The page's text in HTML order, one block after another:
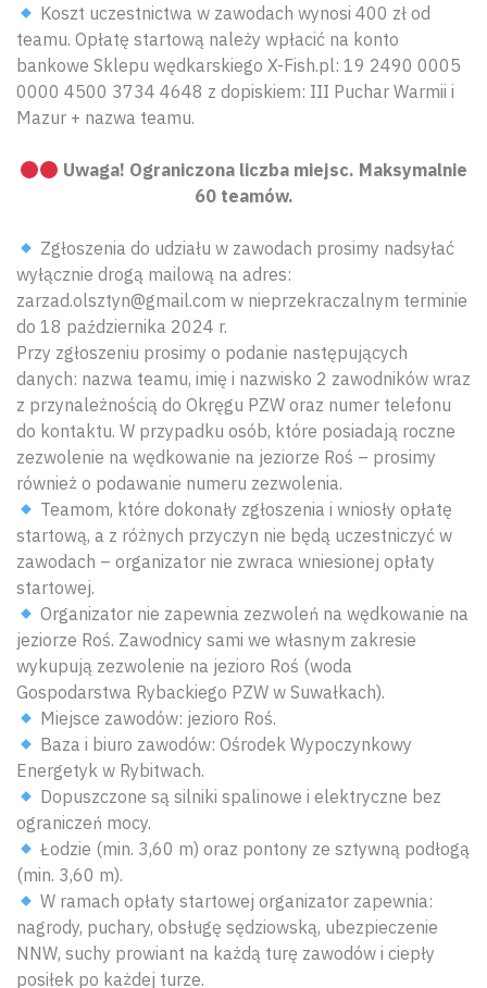
Koszt uczestnictwa w zawodach wynosi 400 zł od
teamu. Opłatę startową należy wpłacić na konto
bankowe Sklepu wędkarskiego X-Fish.pl: 19 2490 0005
0000 4500 3734 4648 z dopiskiem: III Puchar Warmii i
Mazur + nazwa teamu.
Uwaga! Ograniczona liczba miejsc. Maksymalnie
60 teamów.
Zgłoszenia do udziału w zawodach prosimy nadsyłać
wyłącznie drogą mailową na adres:
zarzad.olsztyn@gmail.com w nieprzekraczalnym terminie
do 18 października 2024 r.
Przy zgłoszeniu prosimy o podanie następujących
danych: nazwa teamu, imię i nazwisko 2 zawodników wraz
z przynależnością do Okręgu PZW oraz numer telefonu
do kontaktu. W przypadku osób, które posiadają roczne
zezwolenie na wędkowanie na jeziorze Roś – prosimy
również o podawanie numeru zezwolenia.
Teamom, które dokonały zgłoszenia i wniosły opłatę
startową, a z różnych przyczyn nie będą uczestniczyć w
zawodach – organizator nie zwraca wniesionej opłaty
startowej.
Organizator nie zapewnia zezwoleń na wędkowanie na
jeziorze Roś. Zawodnicy sami we własnym zakresie
wykupują zezwolenie na jezioro Roś (woda
Gospodarstwa Rybackiego PZW w Suwałkach).
Miejsce zawodów: jezioro Roś.
Baza i biuro zawodów: Ośrodek Wypoczynkowy
Energetyk w Rybitwach.
Dopuszczone są silniki spalinowe i elektryczne bez
ograniczeń mocy.
Łodzie (min. 3,60 m) oraz pontony ze sztywną podłogą
(min. 3,60 m).
W ramach opłaty startowej organizator zapewnia:
nagrody, puchary, obsługę sędziowską, ubezpieczenie
NNW, suchy prowiant na każdą turę zawodów i ciepły
posiłek po każdej turze.